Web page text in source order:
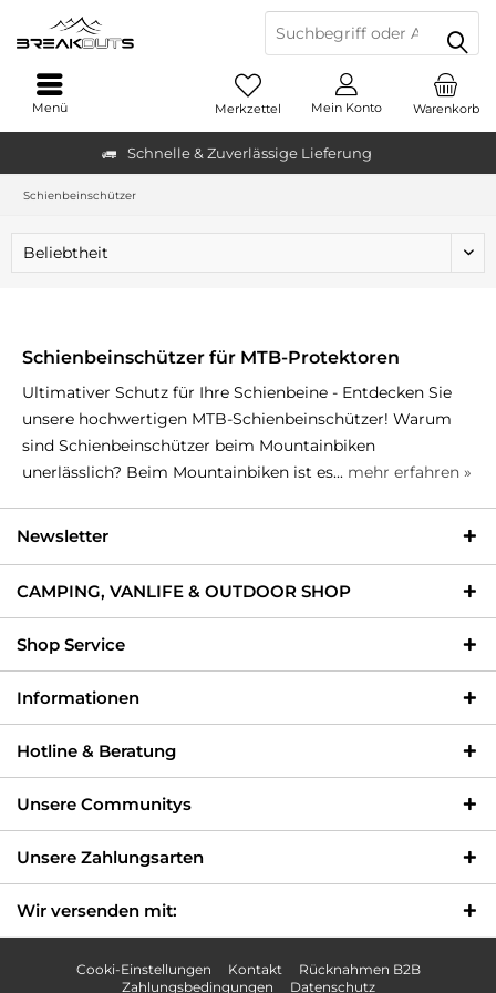
Schnelle & Zuverlässige Lieferung
Warenkorb
Merkzettel Mein Konto
Menü
Schienbeinschützer
Schienbeinschützer für MTB-Protektoren
Ultimativer Schutz für Ihre Schienbeine - Entdecken Sie
unsere hochwertigen MTB-Schienbeinschützer! Warum
sind Schienbeinschützer beim Mountainbiken
unerlässlich? Beim Mountainbiken ist es... mehr erfahren »
Newsletter
CAMPING, VANLIFE & OUTDOOR SHOP
Shop Service
Informationen
Hotline & Beratung
Unsere Communitys
Unsere Zahlungsarten
Wir versenden mit:
Cooki-Einstellungen Kontakt
Rücknahmen B2B
Zahlungsbedingungen
Datenschutz